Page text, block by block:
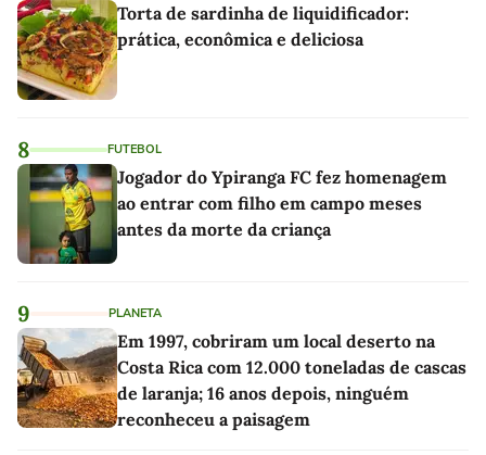
Torta de sardinha de liquidificador:
prática, econômica e deliciosa
8 FUTEBOL
Jogador do Ypiranga FC fez homenagem
ao entrar com filho em campo meses
antes da morte da criança
9 PLANETA
Em 1997, cobriram um local deserto na
Costa Rica com 12.000 toneladas de cascas
de laranja; 16 anos depois, ninguém
reconheceu a paisagem